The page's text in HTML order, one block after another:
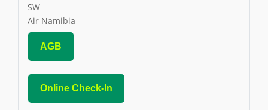
SW
Air Namibia
AGB
Online Check-In